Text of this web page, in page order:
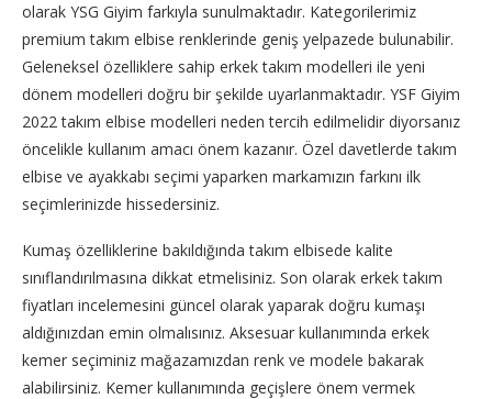
olarak YSG Giyim farkıyla sunulmaktadır. Kategorilerimiz
premium takım elbise renklerinde geniş yelpazede bulunabilir.
Geleneksel özelliklere sahip erkek takım modelleri ile yeni
dönem modelleri doğru bir şekilde uyarlanmaktadır. YSF Giyim
2022 takım elbise modelleri neden tercih edilmelidir diyorsanız
öncelikle kullanım amacı önem kazanır. Özel davetlerde takım
elbise ve ayakkabı seçimi yaparken markamızın farkını ilk
seçimlerinizde hissedersiniz.
Kumaş özelliklerine bakıldığında takım elbisede kalite
sınıflandırılmasına dikkat etmelisiniz. Son olarak erkek takım
fiyatları incelemesini güncel olarak yaparak doğru kumaşı
aldığınızdan emin olmalısınız. Aksesuar kullanımında erkek
kemer seçiminiz mağazamızdan renk ve modele bakarak
alabilirsiniz. Kemer kullanımında geçişlere önem vermek